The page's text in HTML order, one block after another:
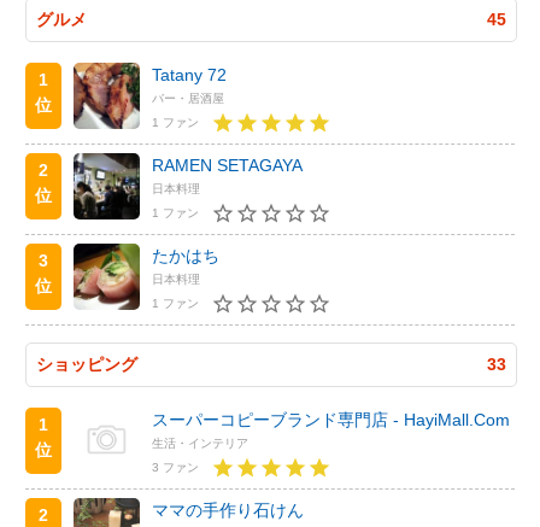
グルメ 45
1
位
Tatany 72
バー・居酒屋
1 ファン
2
位
RAMEN SETAGAYA
日本料理
1 ファン
3
位
たかはち
日本料理
1 ファン
ショッピング 33
1
位
スーパーコピーブランド専門店 - HayiMall.Com
生活・インテリア
3 ファン
2
ママの手作り石けん